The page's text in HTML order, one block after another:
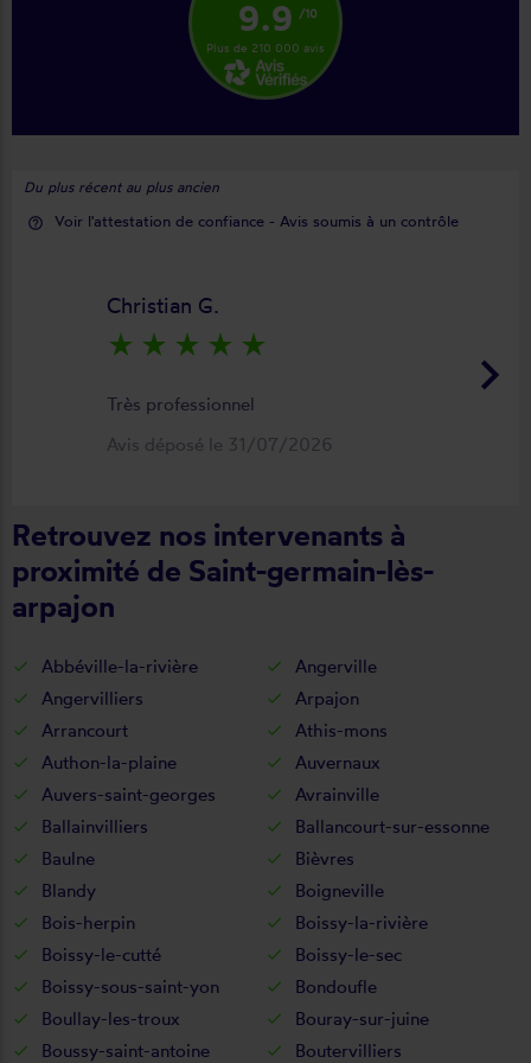
9.9 /10
Plus de 210 000 avis
Du plus récent au plus ancien
help_outline Voir l'attestation de confiance - Avis soumis à un contrôle
keyboard_arrow_right
Christian G.
star_rate star_rate star_rate star_rate star_rate
Très professionnel
Avis déposé le 31/07/2026
Retrouvez nos intervenants à
proximité de Saint-germain-lès-
arpajon
Abbéville-la-rivière
Angerville
Angervilliers
Arpajon
Arrancourt
Athis-mons
Authon-la-plaine
Auvernaux
Auvers-saint-georges
Avrainville
Ballainvilliers
Ballancourt-sur-essonne
Baulne
Bièvres
Blandy
Boigneville
Bois-herpin
Boissy-la-rivière
Boissy-le-cutté
Boissy-le-sec
Boissy-sous-saint-yon
Bondoufle
Boullay-les-troux
Bouray-sur-juine
Boussy-saint-antoine
Boutervilliers